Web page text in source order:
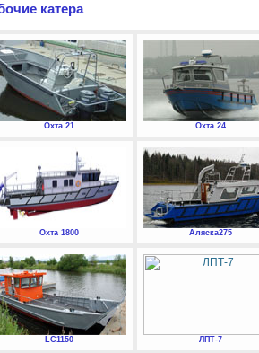
катера
Охта 21 Охта 24
Охта 1800 Аляска275
LC1150 ЛПТ-7